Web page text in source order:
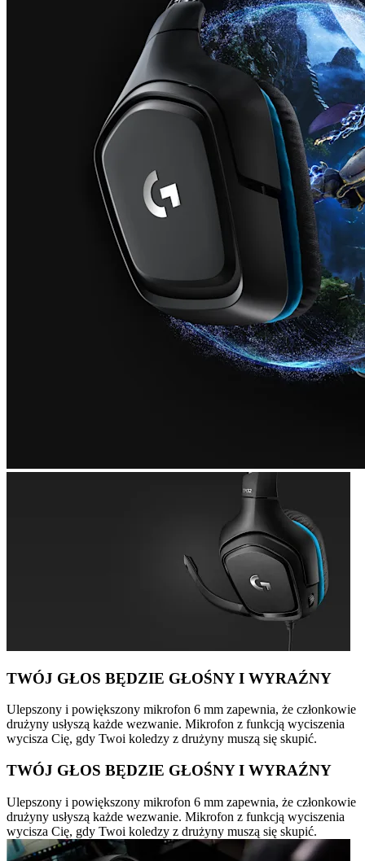
TWÓJ GŁOS BĘDZIE GŁOŚNY I WYRAŹNY
Ulepszony i powiększony mikrofon 6 mm zapewnia, że członkowie
drużyny usłyszą każde wezwanie. Mikrofon z funkcją wyciszenia
wycisza Cię, gdy Twoi koledzy z drużyny muszą się skupić.
TWÓJ GŁOS BĘDZIE GŁOŚNY I WYRAŹNY
Ulepszony i powiększony mikrofon 6 mm zapewnia, że członkowie
drużyny usłyszą każde wezwanie. Mikrofon z funkcją wyciszenia
wycisza Cię, gdy Twoi koledzy z drużyny muszą się skupić.